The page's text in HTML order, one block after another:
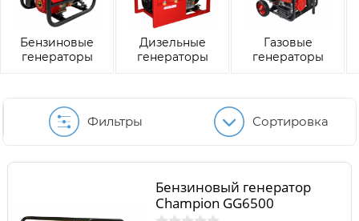
Бензиновые
генераторы
Дизельные
генераторы
Газовые
генераторы
Фильтры Сортировка
Бензиновый генератор
Champion GG6500